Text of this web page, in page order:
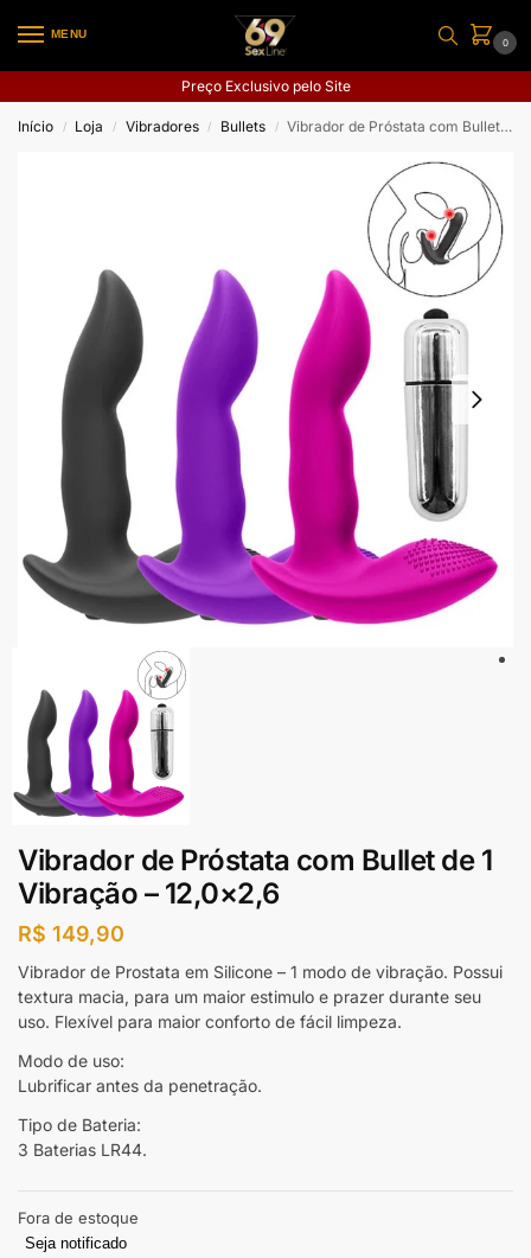
MENU
0
Preço Exclusivo pelo Site
Início / Loja / Vibradores / Bullets / Vibrador de Próstata com Bullet de 1 Vibração – 12,0×2,6
Vibrador de Próstata com Bullet de 1
Vibração – 12,0×2,6
R$ 149,90
Vibrador de Prostata em Silicone – 1 modo de vibração. Possui
textura macia, para um maior estimulo e prazer durante seu
uso. Flexível para maior conforto de fácil limpeza.
Modo de uso:
Lubrificar antes da penetração.
Tipo de Bateria:
3 Baterias LR44.
Fora de estoque
Seja notificado